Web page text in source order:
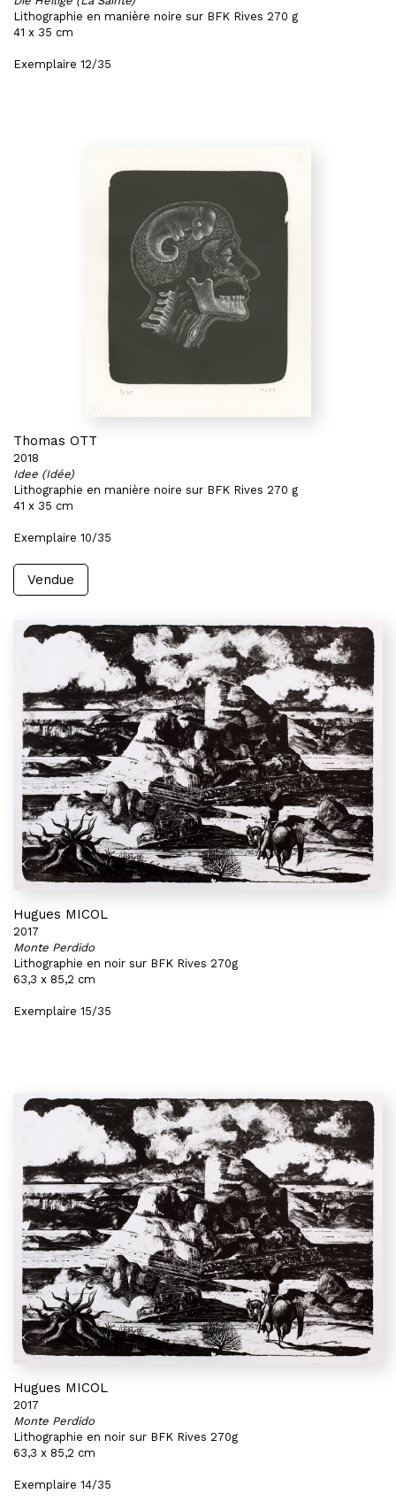
Lithographie en manière noire sur BFK Rives 270 g
41 x 35 cm
Exemplaire 12/35
Thomas OTT
2018
Idee (Idée)
Lithographie en manière noire sur BFK Rives 270 g
41 x 35 cm
Exemplaire 10/35
Vendue
Hugues MICOL
2017
Monte Perdido
Lithographie en noir sur BFK Rives 270g
63,3 x 85,2 cm
Exemplaire 15/35
Hugues MICOL
2017
Monte Perdido
Lithographie en noir sur BFK Rives 270g
63,3 x 85,2 cm
Exemplaire 14/35